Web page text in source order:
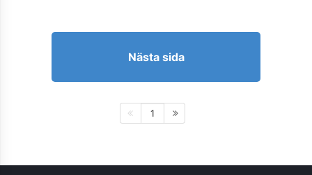
Nästa sida
1